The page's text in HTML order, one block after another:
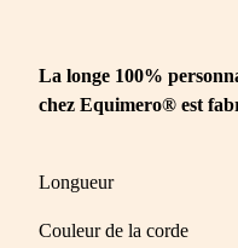
La longe 100%
chez Equimero® est
Longueur
Couleur de la corde